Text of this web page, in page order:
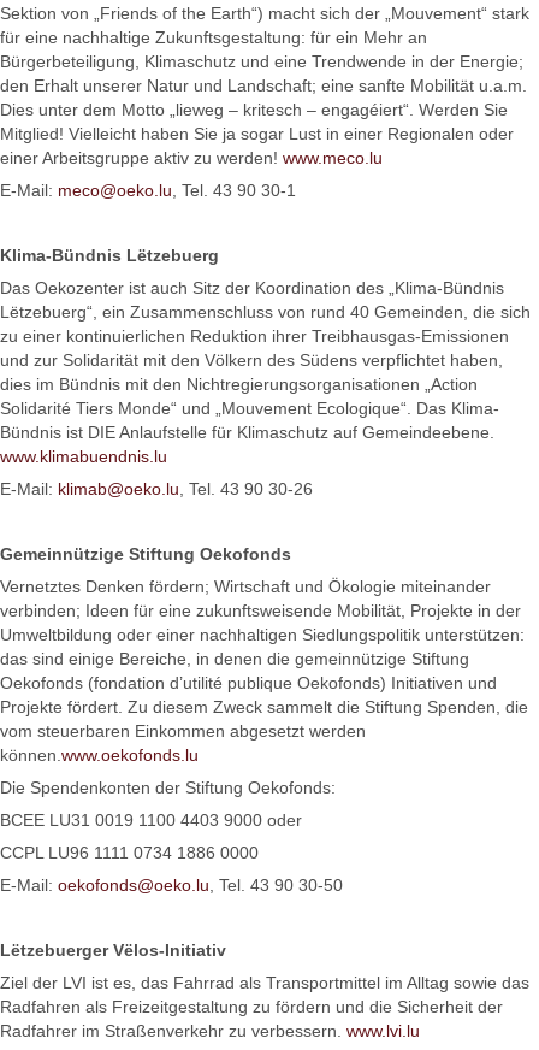
Sektion von „Friends of the Earth“) macht sich der „Mouvement“ stark
für eine nachhaltige Zukunftsgestaltung: für ein Mehr an
Bürgerbeteiligung, Klimaschutz und eine Trendwende in der Energie;
den Erhalt unserer Natur und Landschaft; eine sanfte Mobilität u.a.m.
Dies unter dem Motto „lieweg – kritesch – engagéiert“. Werden Sie
Mitglied! Vielleicht haben Sie ja sogar Lust in einer Regionalen oder
einer Arbeitsgruppe aktiv zu werden! www.meco.lu
E-Mail: meco@oeko.lu , Tel. 43 90 30-1
Klima-Bündnis Lëtzebuerg
Das Oekozenter ist auch Sitz der Koordination des „Klima-Bündnis
Lëtzebuerg“, ein Zusammenschluss von rund 40 Gemeinden, die sich
zu einer kontinuierlichen Reduktion ihrer Treibhausgas-Emissionen
und zur Solidarität mit den Völkern des Südens verpflichtet haben,
dies im Bündnis mit den Nichtregierungsorganisationen „Action
Solidarité Tiers Monde“ und „Mouvement Ecologique“. Das Klima-
Bündnis ist DIE Anlaufstelle für Klimaschutz auf Gemeindeebene.
www.klimabuendnis.lu
E-Mail: klimab@oeko.lu , Tel. 43 90 30-26
Gemeinnützige Stiftung Oekofonds
Vernetztes Denken fördern; Wirtschaft und Ökologie miteinander
verbinden; Ideen für eine zukunftsweisende Mobilität, Projekte in der
Umweltbildung oder einer nachhaltigen Siedlungspolitik unterstützen:
das sind einige Bereiche, in denen die gemeinnützige Stiftung
Oekofonds (fondation d’utilité publique Oekofonds) Initiativen und
Projekte fördert. Zu diesem Zweck sammelt die Stiftung Spenden, die
vom steuerbaren Einkommen abgesetzt werden
können. www.oekofonds.lu
Die Spendenkonten der Stiftung Oekofonds:
BCEE LU31 0019 1100 4403 9000 oder
CCPL LU96 1111 0734 1886 0000
E-Mail: oekofonds@oeko.lu , Tel. 43 90 30-50
Lëtzebuerger Vëlos-Initiativ
Ziel der LVI ist es, das Fahrrad als Transportmittel im Alltag sowie das
Radfahren als Freizeitgestaltung zu fördern und die Sicherheit der
Radfahrer im Straßenverkehr zu verbessern. www.lvi.lu